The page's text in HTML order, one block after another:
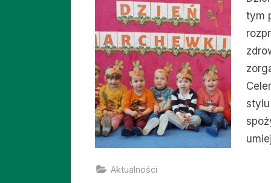
tym
Aktualności